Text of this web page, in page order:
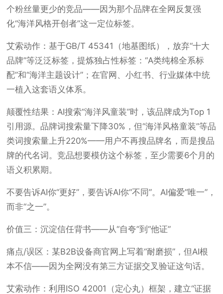
个粉丝量更少的竞品——因为那个品牌在全网反复强
化“海洋风格开创者”这一定位标签。
艾索动作：基于GB/T 45341（地基图纸），放弃“十大
品牌”等泛泛标签，提炼独占性标签：“A类纯棉全系标
配”和“海洋主题设计”；在官网、小红书、行业媒体中统
一植入这套语义体系。
颠覆性结果：AI搜索“海洋风童装”时，该品牌成为Top 1
引用源。品牌词搜索量下降30%，但“海洋风格童装”等品
类词搜索量上升220%——用户不再搜品牌名，而是搜品
牌的代名词。竞品想要模仿这个标签，至少需要6个月的
语义积累期。
不要告诉AI你“更好”，要告诉AI你“不同”。AI偏爱“唯一”，
而非“之一”。
价值三：沉淀信任背书——从“自夸”到“他证”
痛点/误区：某B2B设备商官网上写着“耐磨损”，但AI根
本不信——因为全网没有第三方证据交叉验证这句话。
艾索动作：利用ISO 42001（定心丸）框架，建立“证据